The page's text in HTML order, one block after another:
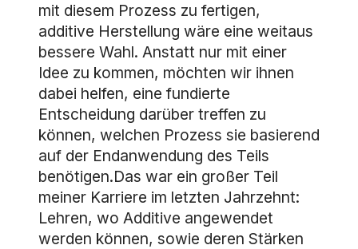
mit diesem Prozess zu fertigen,
additive Herstellung wäre eine weitaus
bessere Wahl. Anstatt nur mit einer
Idee zu kommen, möchten wir ihnen
dabei helfen, eine fundierte
Entscheidung darüber treffen zu
können, welchen Prozess sie basierend
auf der Endanwendung des Teils
benötigen.Das war ein großer Teil
meiner Karriere im letzten Jahrzehnt:
Lehren, wo Additive angewendet
werden können, sowie deren Stärken